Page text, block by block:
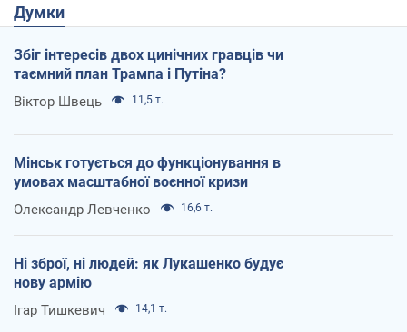
Думки
Збіг інтересів двох цинічних гравців чи
таємний план Трампа і Путіна?
Віктор Швець 11,5 т.
Мінськ готується до функціонування в
умовах масштабної воєнної кризи
Олександр Левченко 16,6 т.
Ні зброї, ні людей: як Лукашенко будує
нову армію
Ігар Тишкевич 14,1 т.